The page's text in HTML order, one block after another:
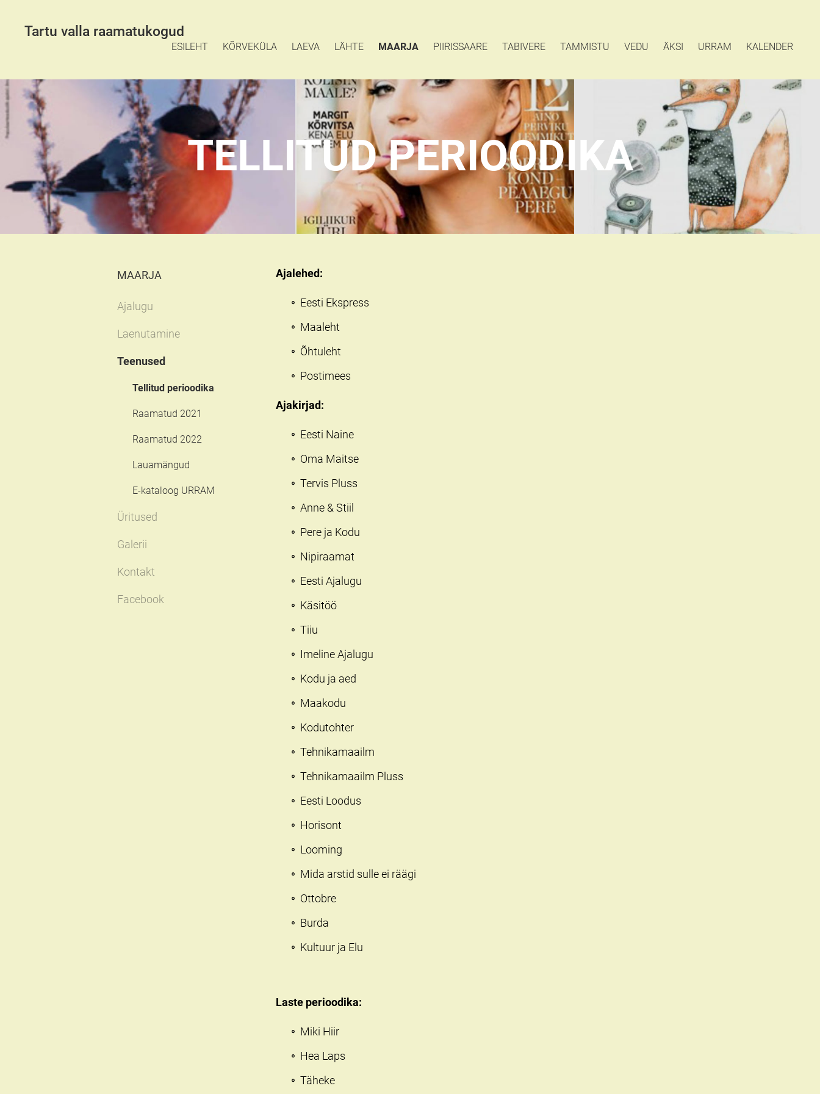
Tartu valla raamatukogud
ESILEHT KÕRVEKÜLA LAEVA LÄHTE MAARJA PIIRISSAARE TABIVERE TAMMISTU VEDU ÄKSI URRAM KALENDER
TELLITUD PERIOODIKA
MAARJA
Ajalugu
Laenutamine
Teenused
Tellitud perioodika
Raamatud 2021
Raamatud 2022
Lauamängud
E-kataloog URRAM
Üritused
Galerii
Kontakt
Facebook
Ajalehed:
Eesti Ekspress
Maaleht
Õhtuleht
Postimees
Ajakirjad:
Eesti Naine
Oma Maitse
Tervis Pluss
Anne & Stiil
Pere ja Kodu
Nipiraamat
Eesti Ajalugu
Käsitöö
Tiiu
Imeline Ajalugu
Kodu ja aed
Maakodu
Kodutohter
Tehnikamaailm
Tehnikamaailm Pluss
Eesti Loodus
Horisont
Looming
Mida arstid sulle ei räägi
Ottobre
Burda
Kultuur ja Elu
Laste perioodika:
Miki Hiir
Hea Laps
Täheke